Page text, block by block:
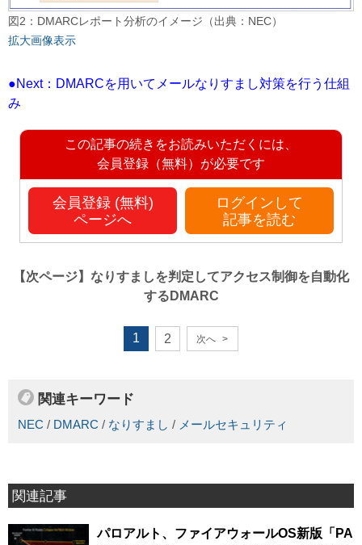
図2：DMARCレポート分析のイメージ（出典：NEC）
拡大画像表示
●Next：DMARCを用いてメールなりすまし対策を行う仕組
み
この記事の続きをお読みいただくには、
会員登録（無料）が必要です
会員登録 (無料)
ページへ
ログインして
記事を読む
【次ページ】 なりすましを判定してアクセス制御を自動化
するDMARC
1 2 次へ >
関連キーワード
NEC / DMARC / なりすまし / メールセキュリティ
関連記事
パロアルト、ファイアウォールOS新版「PA